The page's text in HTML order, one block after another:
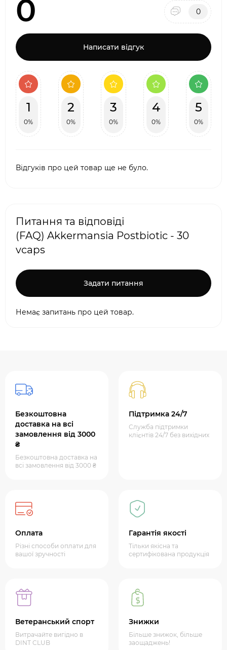
0 0
Написати відгук
1
0%
2
0%
3
0%
4
0%
5
0%
Відгуків про цей товар ще не було.
Питання та відповіді
(FAQ) Akkermansia Postbiotic - 30
vcaps
Задати питання
Немає запитань про цей товар.
Безкоштовна
доставка на всі
замовлення від 3000
₴
Безкоштовна доставка на
всі замовлення від 3000 ₴
Підтримка 24/7
Служба підтримки
клієнтів 24/7 без вихідних
Оплата
Різні способи оплати для
вашої зручності
Гарантія якості
Тільки якісна та
сертифікована продукція
Ветеранський спорт
Витрачайте вигідно в
DINT CLUB
Знижки
Більше знижок, більше
заощаджень!